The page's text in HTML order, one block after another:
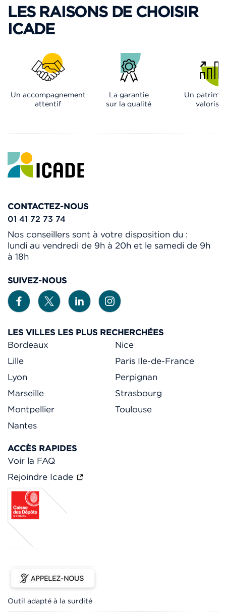
LES RAISONS DE CHOISIR
ICADE
Un accompagnement
attentif
La garantie
sur la qualité
Un
valorisé
CONTACTEZ-NOUS
01 41 72 73 74
Nos conseillers sont à votre disposition du :
lundi au vendredi de 9h à 20h et le samedi de 9h
à 18h
SUIVEZ-NOUS
LES VILLES LES PLUS RECHERCHÉES
Bordeaux
Lille
Lyon
Marseille
Montpellier
Nantes
Nice
Paris Ile-de-France
Perpignan
Strasbourg
Toulouse
ACCÈS RAPIDES
Voir la FAQ
Rejoindre Icade
Outil adapté à la surdité